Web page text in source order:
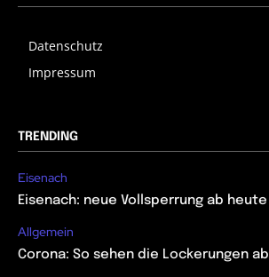
Datenschutz
Impressum
TRENDING
Eisenach
Eisenach: neue Vollsperrung ab heute
Allgemein
Corona: So sehen die Lockerungen